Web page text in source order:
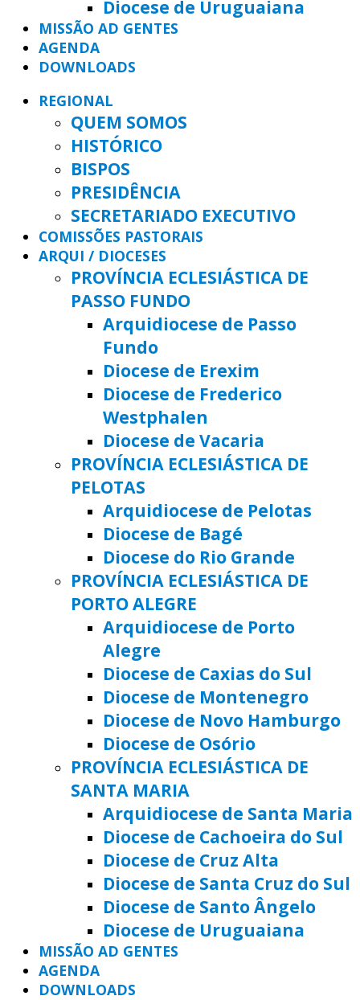
Diocese de Uruguaiana
MISSÃO AD GENTES
AGENDA
DOWNLOADS
REGIONAL
QUEM SOMOS
HISTÓRICO
BISPOS
PRESIDÊNCIA
SECRETARIADO EXECUTIVO
COMISSÕES PASTORAIS
ARQUI / DIOCESES
PROVÍNCIA ECLESIÁSTICA DE
PASSO FUNDO
Arquidiocese de Passo
Fundo
Diocese de Erexim
Diocese de Frederico
Westphalen
Diocese de Vacaria
PROVÍNCIA ECLESIÁSTICA DE
PELOTAS
Arquidiocese de Pelotas
Diocese de Bagé
Diocese do Rio Grande
PROVÍNCIA ECLESIÁSTICA DE
PORTO ALEGRE
Arquidiocese de Porto
Alegre
Diocese de Caxias do Sul
Diocese de Montenegro
Diocese de Novo Hamburgo
Diocese de Osório
PROVÍNCIA ECLESIÁSTICA DE
SANTA MARIA
Arquidiocese de Santa Maria
Diocese de Cachoeira do Sul
Diocese de Cruz Alta
Diocese de Santa Cruz do Sul
Diocese de Santo Ângelo
Diocese de Uruguaiana
MISSÃO AD GENTES
AGENDA
DOWNLOADS